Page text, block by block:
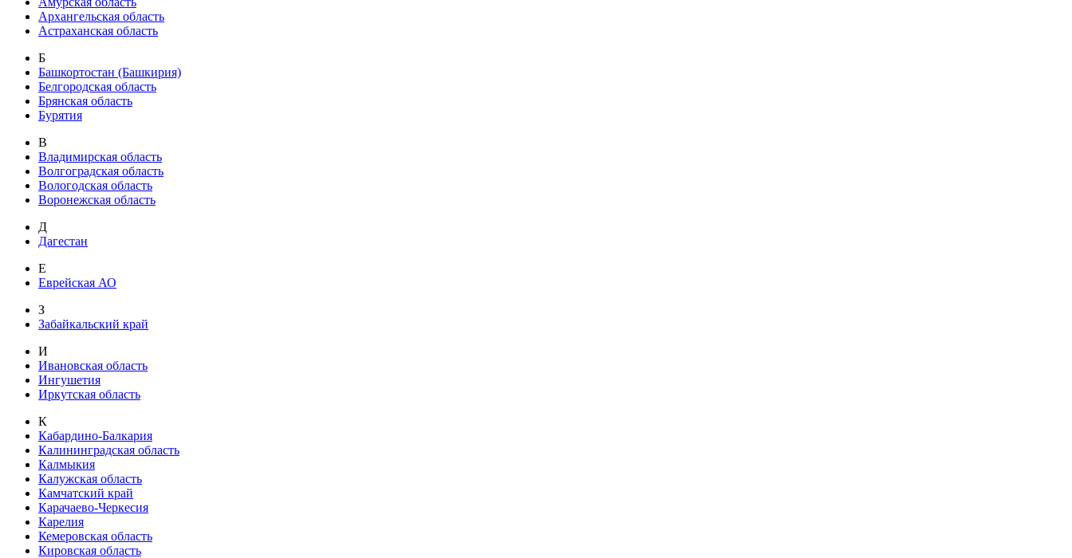
Архангельская область
Астраханская область
Б
Башкортостан (Башкирия)
Белгородская область
Брянская область
Бурятия
В
Владимирская область
Волгоградская область
Вологодская область
Воронежская область
Д
Дагестан
Е
Еврейская АО
З
Забайкальский край
И
Ивановская область
Ингушетия
Иркутская область
К
Кабардино-Балкария
Калининградская область
Калмыкия
Калужская область
Камчатский край
Карачаево-Черкесия
Карелия
Кемеровская область
Кировская область